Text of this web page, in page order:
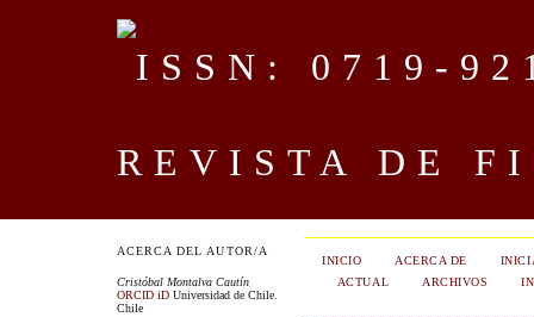
REVISTA DE
ACERCA DEL AUTOR/A
Cristóbal Montalva Cautín
ORCID iD Universidad de Chile.
Chile
INICIO ACERCA DE
ACTUAL
ARCHIVOS